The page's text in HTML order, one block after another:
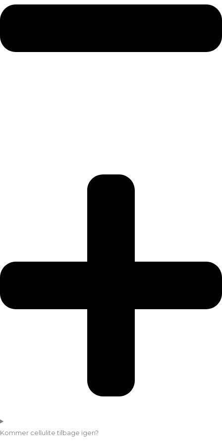
Kommer cellulite tilbage igen?